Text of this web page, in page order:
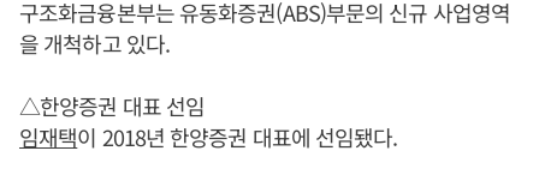
구조화금융본부는 유동화증권(ABS)부문의 신규 사업영역
을 개척하고 있다.
△한양증권 대표 선임
임재택이 2018년 한양증권 대표에 선임됐다.